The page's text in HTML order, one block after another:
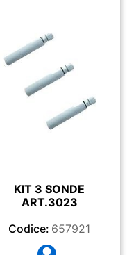
KIT 3 SONDE
ART.3023
Codice: 657921